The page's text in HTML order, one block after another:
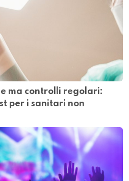
ma controlli regolari:
per i sanitari non